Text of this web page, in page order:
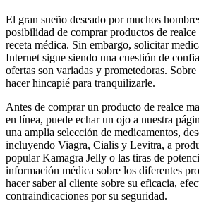
El gran sueño deseado por muchos
posibilidad de comprar productos de
receta médica. Sin embargo, solicitar
Internet sigue siendo una cuestión de
ofertas son variadas y prometedoras.
hacer hincapié para tranquilizarle.
Antes de comprar un producto de realce
en línea, puede echar un ojo a nuestra
una amplia selección de medicamentos,
incluyendo Viagra, Cialis y Levitra, a
popular Kamagra Jelly o las tiras de
información médica sobre los diferentes
hacer saber al cliente sobre su eficacia,
contraindicaciones por su seguridad.